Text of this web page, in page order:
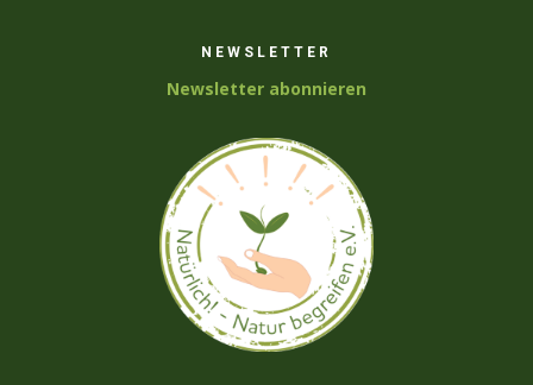
NEWSLETTER
Newsletter abonnieren